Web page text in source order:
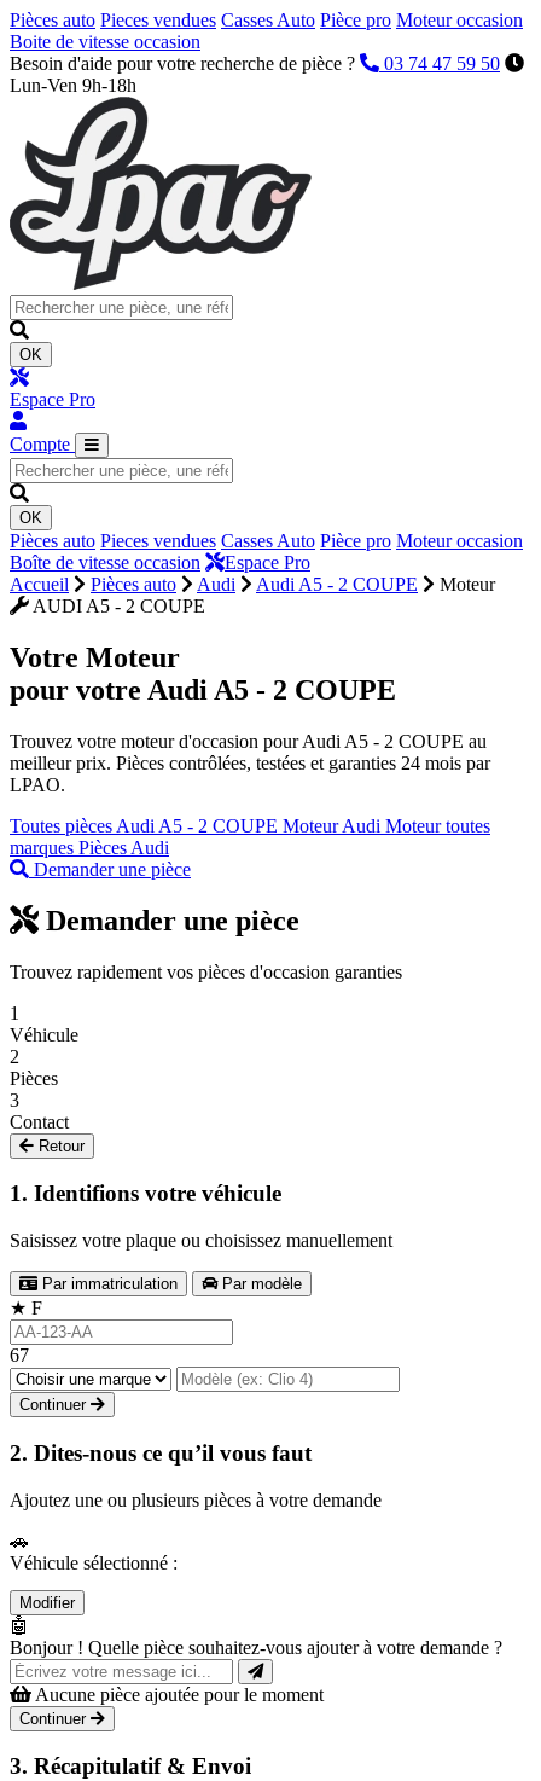
Pièces auto Pieces vendues Casses Auto Pièce pro Moteur occasion
Boite de vitesse occasion
Besoin d'aide pour votre recherche de pièce ?
03 74 47 59 50
Lun-Ven 9h-18h
OK
Espace Pro
Compte
OK
Pièces auto Pieces vendues Casses Auto Pièce pro Moteur occasion
Boîte de vitesse occasion
Espace Pro
Accueil
Pièces auto Audi Audi A5 - 2 COUPE
Moteur
AUDI A5 - 2 COUPE
Votre Moteur
pour votre Audi A5 - 2 COUPE
Trouvez votre moteur d'occasion pour Audi A5 - 2 COUPE au
meilleur prix. Pièces contrôlées, testées et garanties 24 mois par
LPAO.
Toutes pièces Audi A5 - 2 COUPE Moteur Audi Moteur toutes
marques Pièces Audi
Demander une pièce
Demander une pièce
Trouvez rapidement vos pièces d'occasion garanties
1
Véhicule
2
Pièces
3
Contact
Retour
1. Identifions votre véhicule
Saisissez votre plaque ou choisissez manuellement
Par immatriculation Par modèle
★ F
67
Continuer
2. Dites-nous ce qu’il vous faut
Ajoutez une ou plusieurs pièces à votre demande
🚗
Véhicule sélectionné :
Modifier
🤖
Bonjour ! Quelle pièce souhaitez-vous ajouter à votre demande ?
Aucune pièce ajoutée pour le moment
Continuer
3. Récapitulatif & Envoi